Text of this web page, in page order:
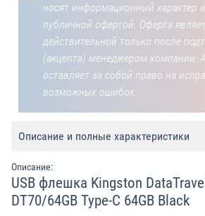
носят информационный характер
публичной офертой. Оферта
действительной только после
(акцепта) менеджером компании.
оставляет за собой право на
возможных ошибок.
Описание и полные характеристики
Описание:
USB флешка Kingston
DT70/64GB Type-C 64GB Black